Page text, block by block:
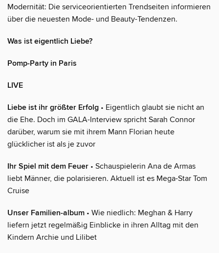
Modernität: Die serviceorientierten Trendseiten informieren
über die neuesten Mode- und Beauty-Tendenzen.
Was ist eigentlich Liebe?
Pomp-Party in Paris
LIVE
Liebe ist ihr größter Erfolg • Eigentlich glaubt sie nicht an
die Ehe. Doch im GALA-Interview spricht Sarah Connor
darüber, warum sie mit ihrem Mann Florian heute
glücklicher ist als je zuvor
Ihr Spiel mit dem Feuer • Schauspielerin Ana de Armas
liebt Männer, die polarisieren. Aktuell ist es Mega-Star Tom
Cruise
Unser Familien-album • Wie niedlich: Meghan & Harry
liefern jetzt regelmäßig Einblicke in ihren Alltag mit den
Kindern Archie und Lilibet